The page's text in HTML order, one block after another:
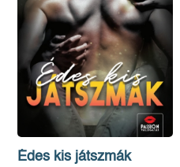
Édes kis játszmák